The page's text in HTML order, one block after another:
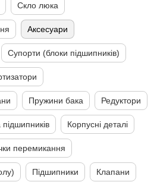
Скло люка
Аксесуари
Супорти (блоки підшипників)
Пружини бака Редуктори
Корпусні деталі
перемикання
Підшипники Клапани